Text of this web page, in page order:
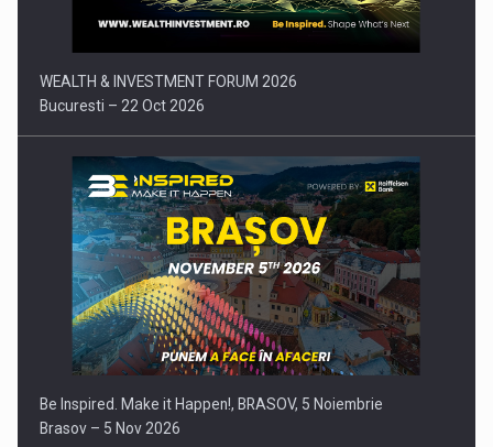
WEALTH & INVESTMENT FORUM 2026
Bucuresti – 22 Oct 2026
Be Inspired. Make it Happen!, BRASOV, 5 Noiembrie
Brasov – 5 Nov 2026